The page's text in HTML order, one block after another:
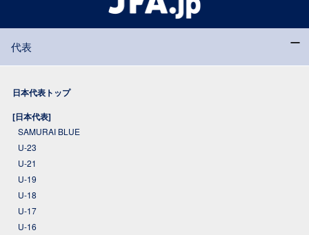
代表
日本代表トップ
[日本代表]
SAMURAI BLUE
U-23
U-21
U-19
U-18
U-17
U-16